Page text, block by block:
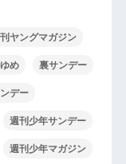
ヤングマガジン
め 裏サンデー
デー
週刊少年サンデー
週刊少年マガジン